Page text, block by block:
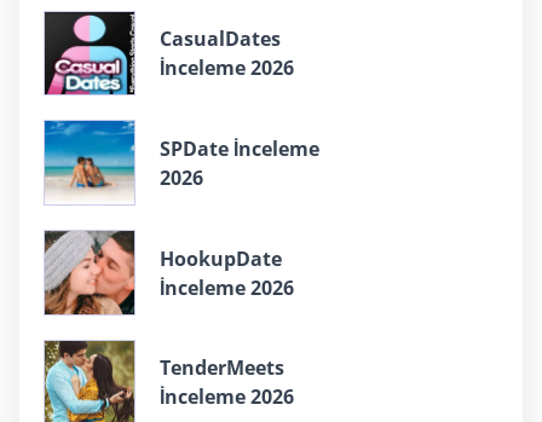
СasualDates
İnceleme 2026
SPDate İnceleme
2026
HookupDate
İnceleme 2026
TenderMeets
İnceleme 2026